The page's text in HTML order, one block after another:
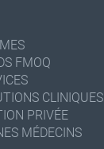
FMOQ
CLINIQUES
PRIVÉE
MÉDECINS